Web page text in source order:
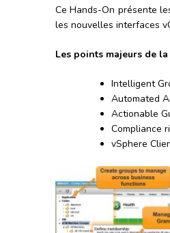
Ce Hands-On présente
les nouvelles interfaces
Les points majeurs de
Intelligent
Automated
Actionable
Compliance
vSphere